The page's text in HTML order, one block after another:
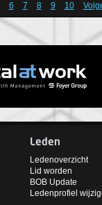
6 7 8 9 10
Leden
Ledenoverzicht
Lid worden
BOB Update
Ledenprofiel